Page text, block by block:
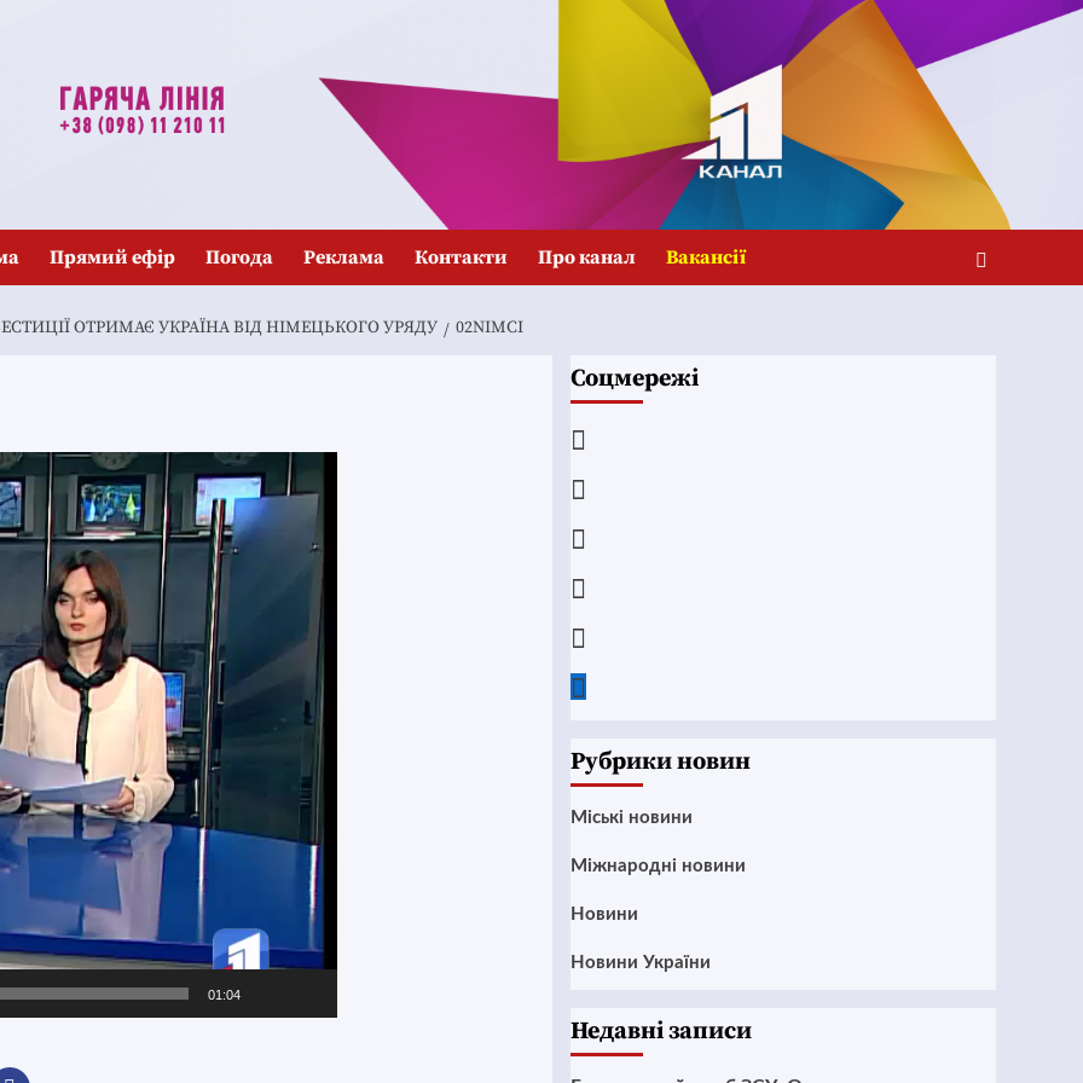
Прямий ефір Погода Реклама Контакти Про канал Вакансії
ОТРИМАЄ УКРАЇНА ВІД НІМЕЦЬКОГО УРЯДУ 02NIMCI
01:04
Соцмережі
Рубрики новин
Mіські новини
Міжнародні новини
Новини
Новини України
Недавні записи